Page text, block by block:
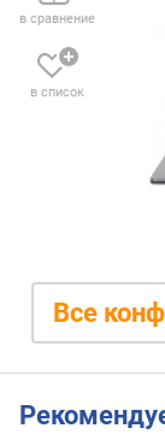
в сравнение
в список
Все